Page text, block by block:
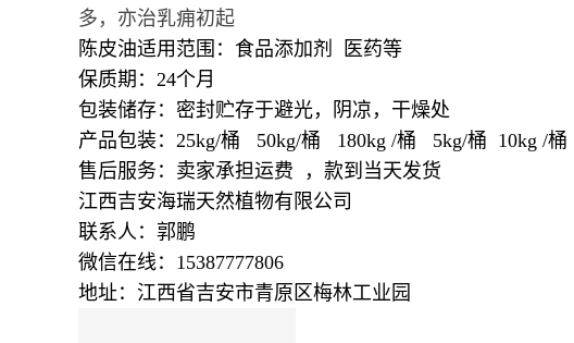
多，亦治乳痈初起
陈皮油适用范围：食品添加剂 医药等
保质期：24个月
包装储存：密封贮存于避光，阴凉，干燥处
产品包装：25kg/桶 50kg/桶 180kg /桶 5kg/桶 10kg /桶
售后服务：卖家承担运费 ，款到当天发货
江西吉安海瑞天然植物有限公司
联系人：郭鹏
微信在线：15387777806
地址：江西省吉安市青原区梅林工业园